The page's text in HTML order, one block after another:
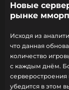
Новые
рынке
Исходя из
что данная
количество
с каждым днём.
убедится в этом